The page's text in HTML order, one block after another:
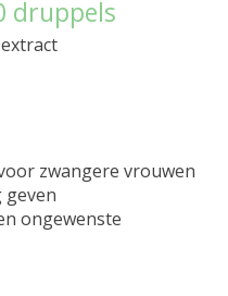
druppels
zwangere vrouwen
geven
ongewenste